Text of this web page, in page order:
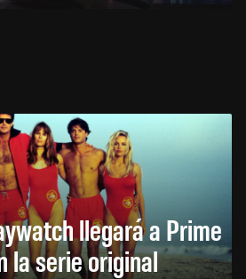
llegará a Prime
la serie original